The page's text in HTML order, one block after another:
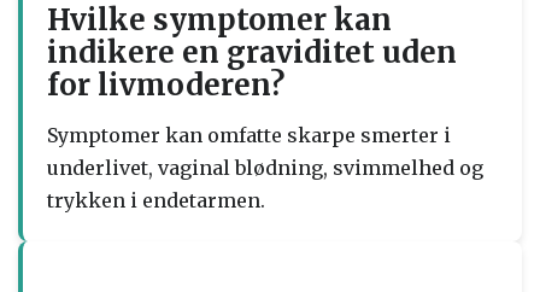
Hvilke symptomer kan
indikere en graviditet uden
for livmoderen?
Symptomer kan omfatte skarpe smerter i
underlivet, vaginal blødning, svimmelhed og
trykken i endetarmen.